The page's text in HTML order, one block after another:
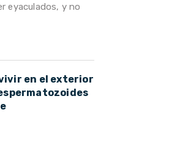
eyaculados, y no
en el exterior